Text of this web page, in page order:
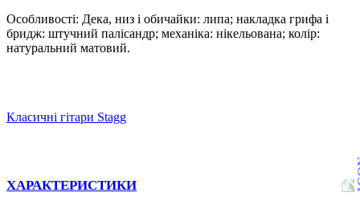
Особливості: Дека, низ і обичайки: липа; накладка грифа і
бридж: штучний палісандр; механіка: нікельована; колір:
натуральний матовий.
Класичні гітари Stagg
ХАРАКТЕРИСТИКИ